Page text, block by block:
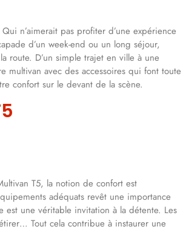
n’aimerait pas profiter d’une expérience
d’un week-end ou un long séjour,
route. D’un simple trajet en ville à une
multivan avec des accessoires qui font toute
confort sur le devant de la scène.
T5, la notion de confort est
adéquats revêt une importance
est une véritable invitation à la détente. Les
Tout cela contribue à instaurer une